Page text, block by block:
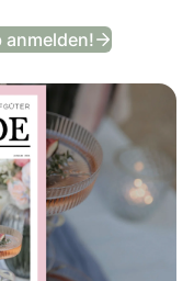
anmelden!